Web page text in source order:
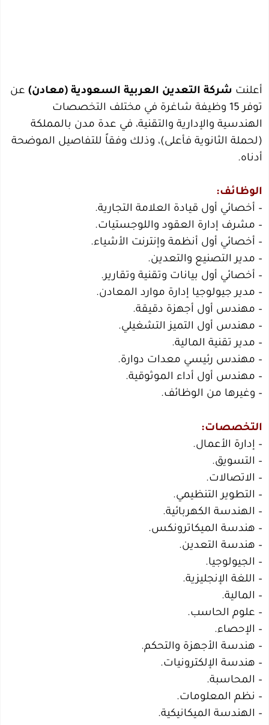
أعلنت شركة التعدين العربية السعودية (معادن) عن
توفر 15 وظيفة شاغرة في مختلف التخصصات
الهندسية والإدارية والتقنية، في عدة مدن بالمملكة
(لحملة الثانوية فأعلى)، وذلك وفقاً للتفاصيل الموضحة
أدناه.
الوظائف:
– أخصائي أول قيادة العلامة التجارية.
– مشرف إدارة العقود واللوجستيات.
– أخصائي أول أنظمة وإنترنت الأشياء.
– مدير التصنيع والتعدين.
– أخصائي أول بيانات وتقنية وتقارير.
– مدير جيولوجيا إدارة موارد المعادن.
– مهندس أول أجهزة دقيقة.
– مهندس أول التميز التشغيلي.
– مدير تقنية المالية.
– مهندس رئيسي معدات دوارة.
– مهندس أول أداء الموثوقية.
– وغيرها من الوظائف.
التخصصات:
– إدارة الأعمال.
– التسويق.
– الاتصالات.
– التطوير التنظيمي.
– الهندسة الكهربائية.
– هندسة الميكاترونكس.
– هندسة التعدين.
– الجيولوجيا.
– اللغة الإنجليزية.
– المالية.
– علوم الحاسب.
– الإحصاء.
– هندسة الأجهزة والتحكم.
– هندسة الإلكترونيات.
– المحاسبة.
– نظم المعلومات.
– الهندسة الميكانيكية.